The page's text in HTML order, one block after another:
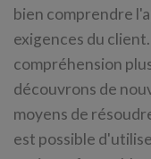
bien comprendre
exigences du
compréhension
découvrons de
moyens de
est possible